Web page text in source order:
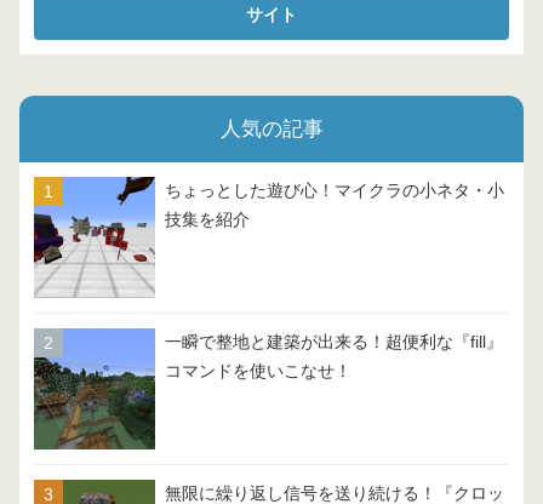
人気の記事
ちょっとした遊び心！マイクラの小ネタ・小
技集を紹介
一瞬で整地と建築が出来る！超便利な『fill』
コマンドを使いこなせ！
無限に繰り返し信号を送り続ける！『クロッ